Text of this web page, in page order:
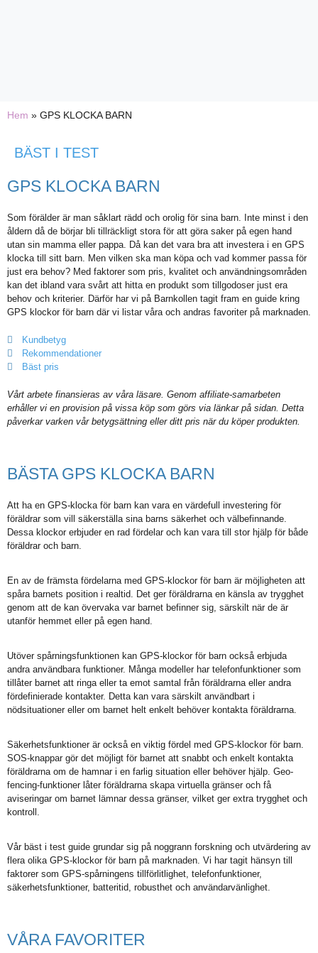
Hem » GPS KLOCKA BARN
BÄST I TEST
GPS KLOCKA BARN
Som förälder är man såklart rädd och orolig för sina barn. Inte minst i den
åldern då de börjar bli tillräckligt stora för att göra saker på egen hand
utan sin mamma eller pappa. Då kan det vara bra att investera i en GPS
klocka till sitt barn. Men vilken ska man köpa och vad kommer passa för
just era behov? Med faktorer som pris, kvalitet och användningsområden
kan det ibland vara svårt att hitta en produkt som tillgodoser just era
behov och kriterier. Därför har vi på Barnkollen tagit fram en guide kring
GPS klockor för barn där vi listar våra och andras favoriter på marknaden.
Kundbetyg
Rekommendationer
Bäst pris
Vårt arbete finansieras av våra läsare. Genom affiliate-samarbeten
erhåller vi en provision på vissa köp som görs via länkar på sidan. Detta
påverkar varken vår betygsättning eller ditt pris när du köper produkten.
BÄSTA GPS KLOCKA BARN
Att ha en GPS-klocka för barn kan vara en värdefull investering för
föräldrar som vill säkerställa sina barns säkerhet och välbefinnande.
Dessa klockor erbjuder en rad fördelar och kan vara till stor hjälp för både
föräldrar och barn.
En av de främsta fördelarna med GPS-klockor för barn är möjligheten att
spåra barnets position i realtid. Det ger föräldrarna en känsla av trygghet
genom att de kan övervaka var barnet befinner sig, särskilt när de är
utanför hemmet eller på egen hand.
Utöver spårningsfunktionen kan GPS-klockor för barn också erbjuda
andra användbara funktioner. Många modeller har telefonfunktioner som
tillåter barnet att ringa eller ta emot samtal från föräldrarna eller andra
fördefinierade kontakter. Detta kan vara särskilt användbart i
nödsituationer eller om barnet helt enkelt behöver kontakta föräldrarna.
Säkerhetsfunktioner är också en viktig fördel med GPS-klockor för barn.
SOS-knappar gör det möjligt för barnet att snabbt och enkelt kontakta
föräldrarna om de hamnar i en farlig situation eller behöver hjälp. Geo-
fencing-funktioner låter föräldrarna skapa virtuella gränser och få
aviseringar om barnet lämnar dessa gränser, vilket ger extra trygghet och
kontroll.
Vår bäst i test guide grundar sig på noggrann forskning och utvärdering av
flera olika GPS-klockor för barn på marknaden. Vi har tagit hänsyn till
faktorer som GPS-spårningens tillförlitlighet, telefonfunktioner,
säkerhetsfunktioner, batteritid, robusthet och användarvänlighet.
VÅRA FAVORITER